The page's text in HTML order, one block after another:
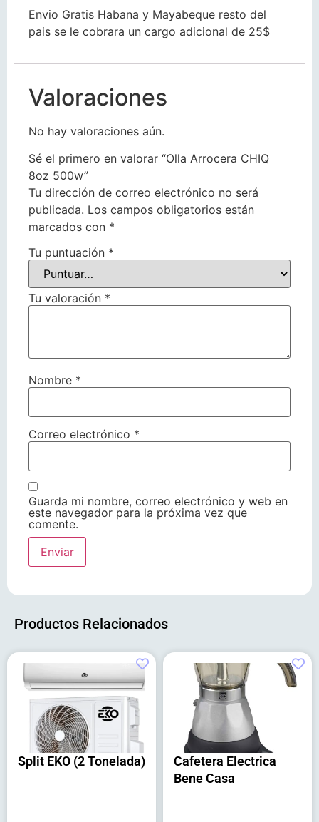
Envio Gratis Habana y Mayabeque resto del
pais se le cobrara un cargo adicional de 25$
Valoraciones
No hay valoraciones aún.
Sé el primero en valorar “Olla Arrocera CHIQ
8oz 500w”
Tu dirección de correo electrónico no será
publicada. Los campos obligatorios están
marcados con *
Tu puntuación *
Tu valoración *
Nombre *
Correo electrónico *
Guarda mi nombre, correo electrónico y web en
este navegador para la próxima vez que
comente.
Productos Relacionados
Split EKO (2 Tonelada)
Cafetera Electrica
Bene Casa